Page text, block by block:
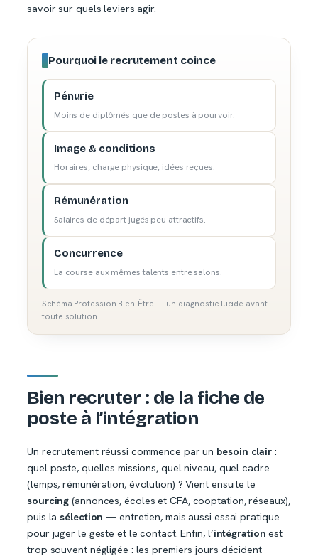
savoir sur quels leviers agir.
Pourquoi le recrutement coince
Pénurie
Moins de diplômés que de postes à pourvoir.
Image & conditions
Horaires, charge physique, idées reçues.
Rémunération
Salaires de départ jugés peu attractifs.
Concurrence
La course aux mêmes talents entre salons.
Schéma Profession Bien-Être — un diagnostic lucide avant
toute solution.
Bien recruter : de la fiche de
poste à l’intégration
Un recrutement réussi commence par un besoin clair :
quel poste, quelles missions, quel niveau, quel cadre
(temps, rémunération, évolution) ? Vient ensuite le
sourcing (annonces, écoles et CFA, cooptation, réseaux),
puis lasélection — entretien, mais aussi essai pratique
pour juger le geste et le contact. Enfin, l’intégration est
trop souvent négligée : les premiers jours décident